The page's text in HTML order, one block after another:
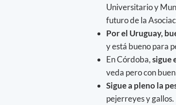
Universitario y
futuro de la
Por el Uruguay,
y está bueno para
En Córdoba,sigue
veda pero con
Sigue a pleno la
pejerreyes y gallos.